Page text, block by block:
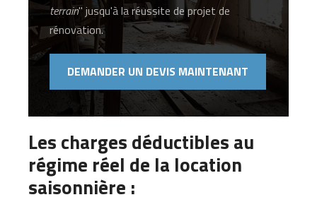
terrain" jusqu'à la réussite de projet de
rénovation.
DEMANDER UN DEVIS MAINTENANT
Les charges déductibles au
régime réel de la location
saisonnière :